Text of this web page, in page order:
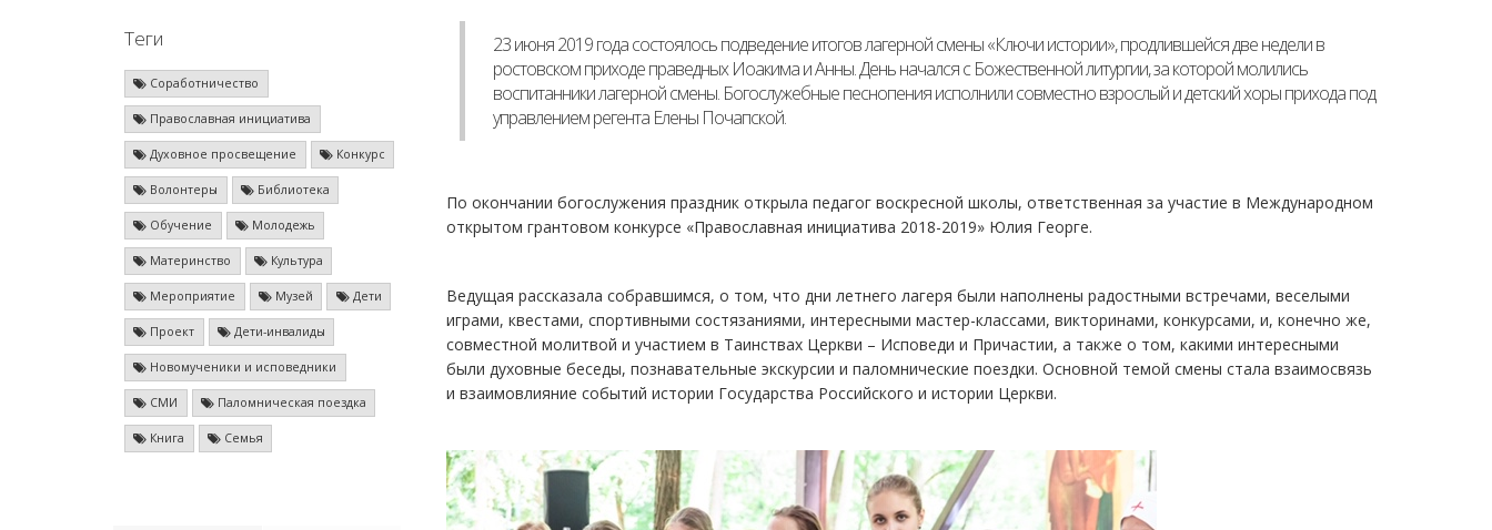
Теги
Соработничество
Православная инициатива
Духовное просвещение Конкурс
Волонтеры Библиотека
Обучение Молодежь
Материнство Культура
Мероприятие Музей Дети
Проект Дети-инвалиды
Новомученики и исповедники
СМИ Паломническая поездка
Книга Семья
23 июня 2019 года состоялось подведение итогов лагерной смены «Ключи истории», продлившейся две недели в
ростовском приходе праведных Иоакима и Анны. День начался с Божественной литургии, за которой молились
воспитанники лагерной смены. Богослужебные песнопения исполнили совместно взрослый и детский хоры прихода под
управлением регента Елены Почапской.
По окончании богослужения праздник открыла педагог воскресной школы, ответственная за участие в Международном
открытом грантовом конкурсе «Православная инициатива 2018-2019» Юлия Георге.
Ведущая рассказала собравшимся, о том, что дни летнего лагеря были наполнены радостными встречами, веселыми
играми, квестами, спортивными состязаниями, интересными мастер-классами, викторинами, конкурсами, и, конечно же,
совместной молитвой и участием в Таинствах Церкви – Исповеди и Причастии, а также о том, какими интересными
были духовные беседы, познавательные экскурсии и паломнические поездки. Основной темой смены стала взаимосвязь
и взаимовлияние событий истории Государства Российского и истории Церкви.